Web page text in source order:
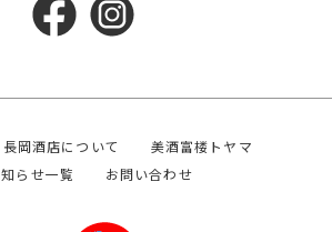
長岡酒店について
美酒富楼トヤマ
らせ一覧
お問い合わせ